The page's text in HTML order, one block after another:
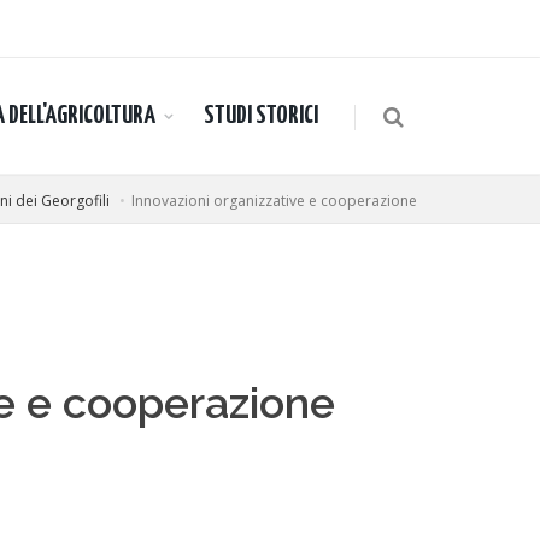
STUDI STORICI
dei Georgofili Innovazioni organizzative e cooperazione
e cooperazione